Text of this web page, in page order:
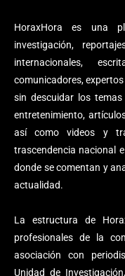
HoraxHora es una
investigación,
internacionales,
comunicadores,
sin descuidar los
entretenimiento,
así como videos y
trascendencia nacional
donde se comentan y
actualidad.
La estructura de
profesionales de la
asociación con
Unidad de